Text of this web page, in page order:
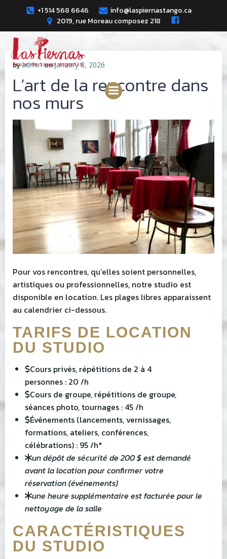
Skip
to
content
+1 514 568 6646
info@laspiernastango.ca
2019, rue Moreau composez 218
byadmin onJanuary 8, 2026
L’art de la rencontre dans
nos murs
Pour vos rencontres, qu’elles soient personnelles,
artistiques ou professionnelles, notre studio est
disponible en location. Les plages libres apparaissent
au calendrier ci-dessous.
TARIFS DE LOCATION
DU STUDIO
Cours privés, répétitions de 2 à 4
personnes : 20 /h
Cours de groupe, répétitions de groupe,
séances photo, tournages : 45 /h
Événements (lancements, vernissages,
formations, ateliers, conférences,
célébrations) : 95 /h*
un dépôt de sécurité de 200 $ est demandé
avant la location pour confirmer votre
réservation (événements)
une heure supplémentaire est facturée pour le
nettoyage de la salle
CARACTÉRISTIQUES
DU STUDIO